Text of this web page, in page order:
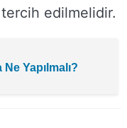
edilmelidir.
Yapılmalı?